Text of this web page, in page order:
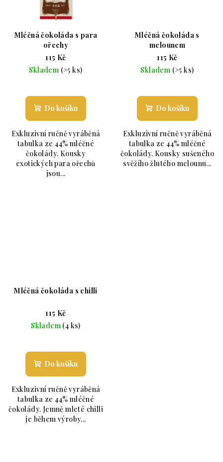
Mléčná čokoláda s para
ořechy
115 Kč
Skladem (>5 ks)
Do košíku
Exkluzivní ručně vyráběná
tabulka ze 44% mléčné
čokolády. Kousky
exotických para ořechů
jsou...
Mléčná čokoláda s
melounem
115 Kč
Skladem (>5 ks)
Do košíku
Exkluzivní ručně vyráběná
tabulka ze 44% mléčné
čokolády. Kousky sušeného
svěžího žlutého melounu...
Mléčná čokoláda s chilli
115 Kč
Skladem (4 ks)
Do košíku
Exkluzivní ručně vyráběná
tabulka ze 44% mléčné
čokolády. Jemně mleté chilli
je během výroby...